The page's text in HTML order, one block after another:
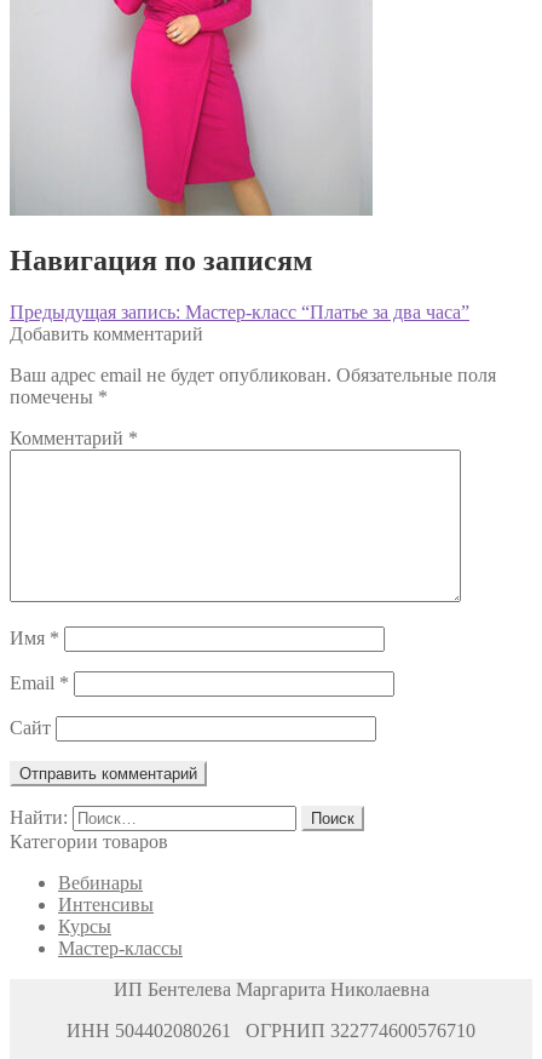
Навигация по записям
Предыдущая запись: Мастер-класс “Платье за два часа”
Добавить комментарий
Ваш адрес email не будет опубликован. Обязательные поля
помечены *
Комментарий *
Имя *
Email *
Сайт
Найти:
Категории товаров
Вебинары
Интенсивы
Курсы
Мастер-классы
ИП Бентелева Маргарита Николаевна
ИНН 504402080261 ОГРНИП 322774600576710